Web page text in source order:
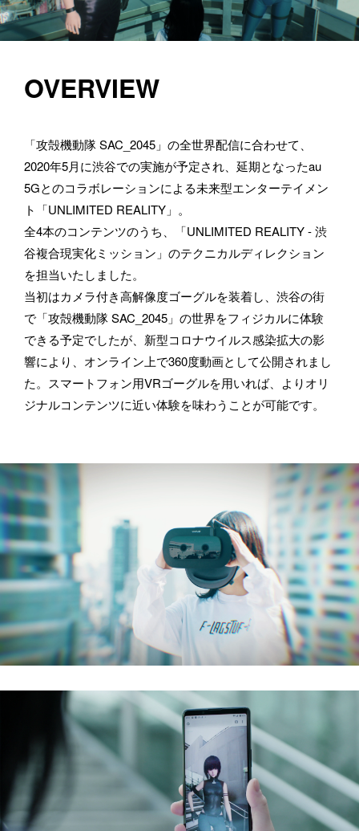
OVERVIEW
「攻殻機動隊 SAC_2045」の全世界配信に合わせて、
2020年5月に渋谷での実施が予定され、延期となったau
5Gとのコラボレーションによる未来型エンターテイメン
ト「UNLIMITED REALITY」。
全4本のコンテンツのうち、「UNLIMITED REALITY - 渋
谷複合現実化ミッション」のテクニカルディレクション
を担当いたしました。
当初はカメラ付き高解像度ゴーグルを装着し、渋谷の街
で「攻殻機動隊 SAC_2045」の世界をフィジカルに体験
できる予定でしたが、新型コロナウイルス感染拡大の影
響により、オンライン上で360度動画として公開されまし
た。スマートフォン用VRゴーグルを用いれば、よりオリ
ジナルコンテンツに近い体験を味わうことが可能です。
お仕事のご依頼・取材のご相談など、下記のフォームからお気軽
にお問い合わせください。メールの場合は hello@bassdrum.org か
らご連絡ください。
メールアドレス
所属
BASSDRUMをどのようにお知りになりましたか？
お問い合わせ内容